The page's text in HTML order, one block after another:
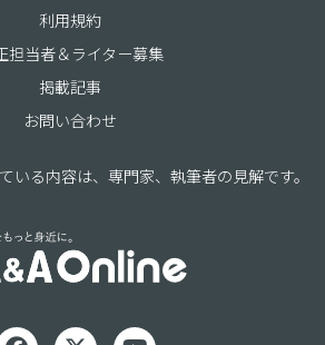
利用規約
担当者＆ライター募集
掲載記事
お問い合わせ
いる内容は、専門家、執筆者の見解です。